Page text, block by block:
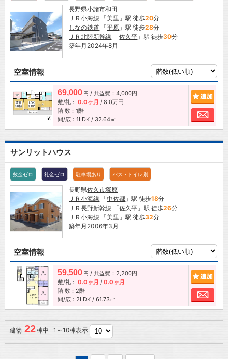
長野県小諸市和田
ＪＲ小海線 「美里 」駅 徒歩20分
しなの鉄道 「平原 」駅 徒歩28分
ＪＲ北陸新幹線 「佐久平 」駅 徒歩30分
築年月2024年8月
空室情報
69,000 円 / 共益費：4,000円
敷/礼： 0.0ヶ月 / 8.0万円
階 数：1階
間/広：1LDK / 32.64㎡
お
サンリットハウス
敷金ゼロ 礼金ゼロ 駐車場あり バス・トイレ別
長野県佐久市塚原
ＪＲ小海線 「中佐都 」駅 徒歩18分
ＪＲ長野新幹線 「佐久平 」駅 徒歩26分
ＪＲ小海線 「美里 」駅 徒歩32分
築年月2006年3月
空室情報
59,500 円 / 共益費：2,200円
敷/礼： 0.0ヶ月 / 0.0ヶ月
階 数：2階
間/広：2LDK / 61.73㎡
お
建物 22棟中 1～10棟表示